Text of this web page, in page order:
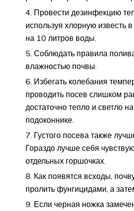
Провести дезинфекцию
используя хлорную известь
на 10 литров воды.
Соблюдать правила
влажностью почвы.
Избегать колебания
проводить посев слишком
достаточно тепло и светло
подоконнике.
Густого посева также
Гораздо лучше себя
отдельных горшочках.
Как появятся всходы,
пролить фунгицидами, а
Если черная ножка